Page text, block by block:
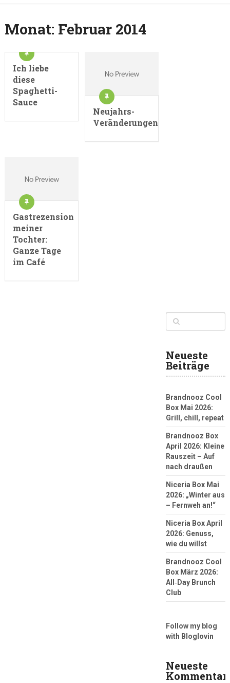
Monat: Februar 2014
Ich liebe
diese
Spaghetti-
Sauce
Neujahrs-
Veränderungen
Gastrezension
meiner
Tochter:
Ganze Tage
im Café
Neueste
Beiträge
Brandnooz Cool
Box Mai 2026:
Grill, chill, repeat
Brandnooz Box
April 2026: Kleine
Rauszeit – Auf
nach draußen
Niceria Box Mai
2026: „Winter aus
– Fernweh an!“
Niceria Box April
2026: Genuss,
wie du willst
Brandnooz Cool
Box März 2026:
All‑Day Brunch
Club
Follow my blog
with Bloglovin
Neueste